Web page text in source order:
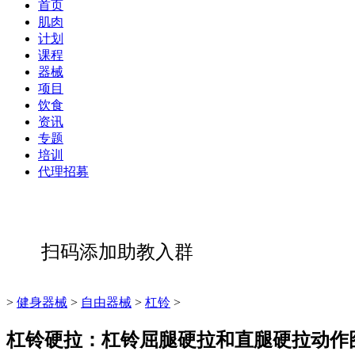
首页
肌肉
计划
课程
器械
项目
饮食
资讯
专题
培训
代理招募
扫码添加助教入群
> 健身器械 > 自由器械 > 杠铃 >
杠铃硬拉：杠铃屈腿硬拉和直腿硬拉动作